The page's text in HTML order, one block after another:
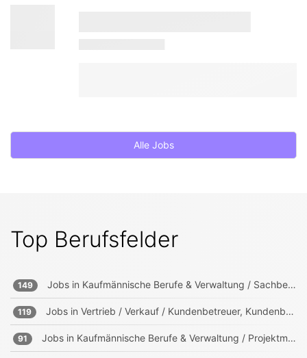
Alle Jobs
Top Berufsfelder
149 Jobs in Kaufmännische Berufe & Verwaltung / Sachbearbeitung und Verwaltung
119 Jobs in Vertrieb / Verkauf / Kundenbetreuer, Kundenberater
91 Jobs in Kaufmännische Berufe & Verwaltung / Projektmanagement, Projektleitung